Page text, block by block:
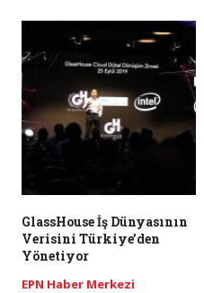
GlassHouse İş Dünyasının
Verisini Türkiye’den
Yönetiyor
EPN Haber Merkezi